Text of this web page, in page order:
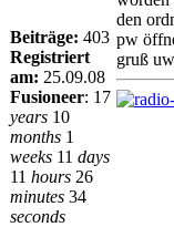
Beiträge: 403
Registriert
am: 25.09.08
Fusioneer: 17
years 10
months 1
weeks 11 days
11 hours 26
minutes 34
seconds
den
pw
gruß